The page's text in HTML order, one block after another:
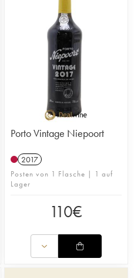
Porto Vintage Niepoort
2017
Posten von 1 Flasche | 1 auf
Lager
110€